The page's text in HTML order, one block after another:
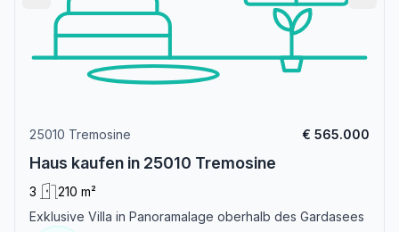
25010 Tremosine € 565.000
Haus kaufen in 25010 Tremosine
3
210 m²
Exklusive Villa in Panoramalage oberhalb des Gardasees